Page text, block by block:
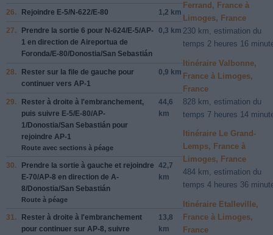
26. Rejoindre E-5/N-622/E-80 1,2 km
27. Prendre la sortie 6 pour N-624/E-5/AP-
1 en direction de Aireportua de
Foronda/E-80/Donostia/San Sebastián
0,3 km
28. Rester sur la file de gauche pour
continuer vers AP-1
0,9 km
29. Rester à droite à l'embranchement,
puis suivre E-5/E-80/AP-
1/Donostia/San Sebastián pour
rejoindre AP-1
Route avec sections à péage
44,6
km
30. Prendre la sortie à gauche et rejoindre
E-70/AP-8 en direction de A-
8/Donostia/San Sebastián
Route à péage
42,7
km
31. Rester à droite à l'embranchement
pour continuer sur AP-8, suivre
13,8
km
Ferrand, France à
Limoges, France
230 km, estimation du
temps 2 heures 16
Itinéraire Valbonne,
France à Limoges,
France
828 km, estimation du
temps 7 heures 14
Itinéraire Le Grand-
Lemps, France à
Limoges, France
484 km, estimation du
temps 4 heures 36
Itinéraire Etalleville,
France à Limoges,
France